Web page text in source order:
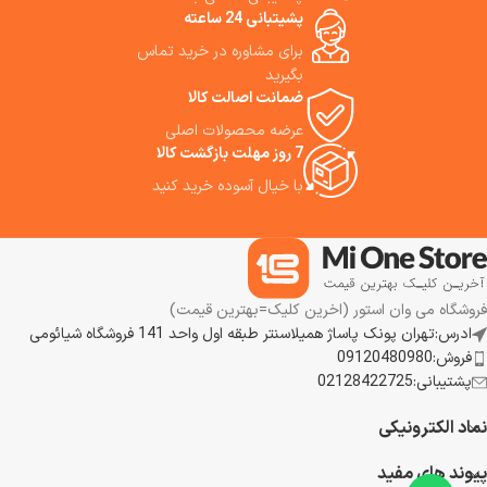
مسیریابی لیزری و مانع‌گریزی
سه‌بعدی، عمر باتری فوق‌العاده،
استفاده از این جارورباتیک هوشمند
پشیتبانی 24 ساعته
برای مشاوره در خرید تماس
بگیرید
ضمانت اصالت کالا
عرضه محصولات اصلی
7 روز مهلت بازگشت کالا
با خیال آسوده خرید کنید
فروشگاه می وان استور (اخرین کلیک=بهترین قیمت)
ادرس:تهران پونک پاساژ همیلاسنتر طبقه اول واحد 141 فروشگاه شیائومی
فروش:09120480980
پشتیبانی:02128422725
نماد الکترونیکی
پیوند های مفید